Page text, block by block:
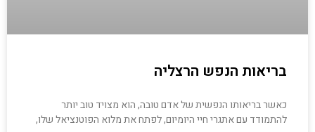
בריאות הנפש הרצליה
כאשר בריאותו הנפשית של אדם טובה, הוא מצויד טוב יותר
להתמודד עם אתגרי חיי היומיום, לפתח את מלוא הפוטנציאל שלו,